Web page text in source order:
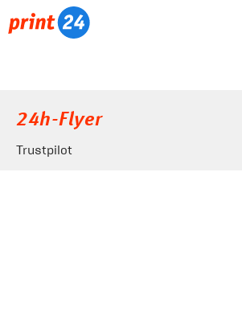
24h-Flyer
Trustpilot